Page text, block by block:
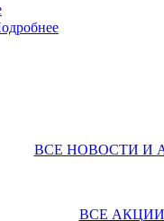
ВСЕ НОВОСТИ И
ВСЕ АКЦИИ